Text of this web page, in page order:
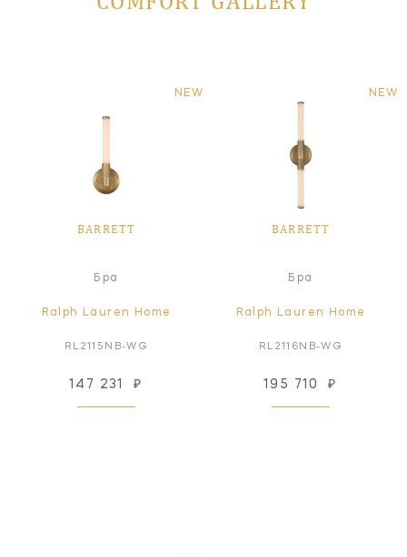
NEW
BARRETT
Бра
Ralph Lauren Home
RL2115NB-WG
147 231 ₽
NEW
BARRETT
Бра
Ralph Lauren Home
RL2116NB-WG
195 710 ₽